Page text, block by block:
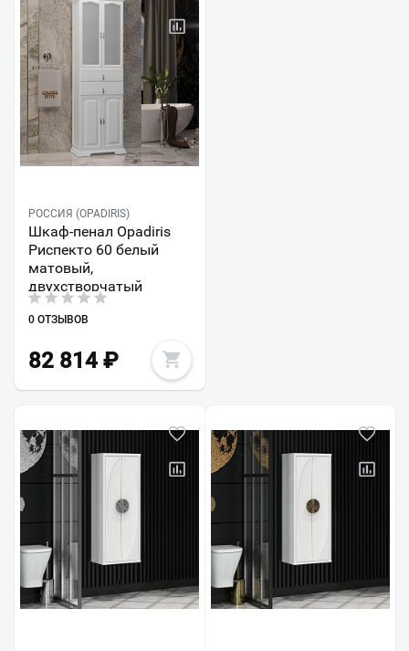
РОССИЯ (OPADIRIS)
Шкаф-пенал Opadiris
Риспекто 60 белый
матовый,
двухстворчатый
0 ОТЗЫВОВ
82 814 ₽